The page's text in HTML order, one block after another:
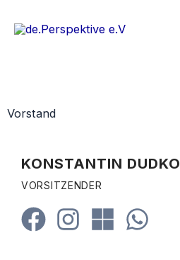
Inhalt
Vorstand
KONSTANTIN DUDKO
VORSITZENDER